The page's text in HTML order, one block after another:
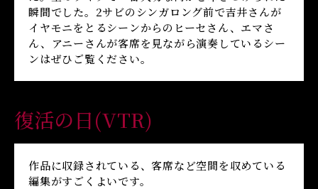
瞬間でした。2サビのシンガロング前で吉井さんが
イヤモニをとるシーンからのヒーセさん、エマさ
ん、アニーさんが客席を見ながら演奏しているシー
ンはぜひご覧ください。
復活の日(VTR)
作品に収録されている、客席など空間を収めている
編集がすごくよいです。